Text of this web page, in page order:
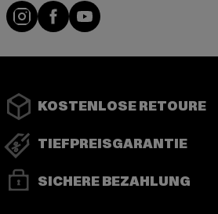
Instagram
FacebookYouTube
KOSTENLOSE RETOURE
TIEFPREISGARANTIE
SICHERE BEZAHLUNG